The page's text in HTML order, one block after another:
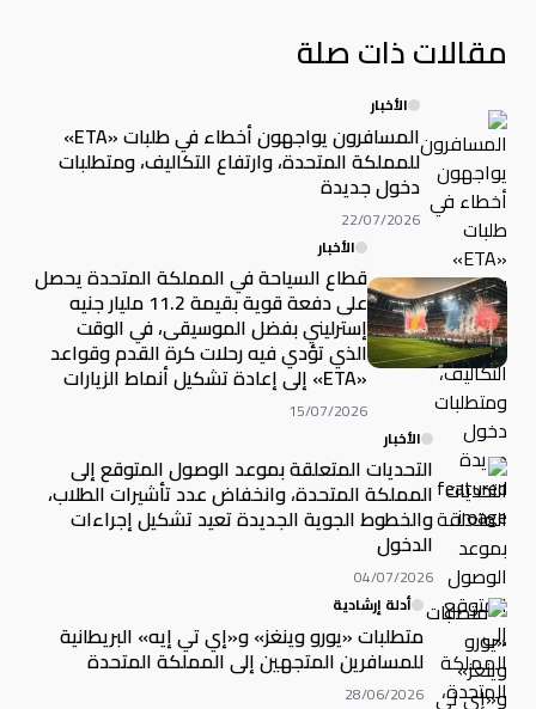
مقالات ذات صلة
الأخبار
المسافرون يواجهون أخطاء في طلبات «ETA»
للمملكة المتحدة، وارتفاع التكاليف، ومتطلبات
دخول جديدة
22/07/2026
الأخبار
قطاع السياحة في المملكة المتحدة يحصل
على دفعة قوية بقيمة 11.2 مليار جنيه
إسترليني بفضل الموسيقى، في الوقت
الذي تؤدي فيه رحلات كرة القدم وقواعد
«ETA» إلى إعادة تشكيل أنماط الزيارات
15/07/2026
الأخبار
التحديات المتعلقة بموعد الوصول المتوقع إلى
المملكة المتحدة، وانخفاض عدد تأشيرات الطلاب،
والخطوط الجوية الجديدة تعيد تشكيل إجراءات
الدخول
04/07/2026
أدلة إرشادية
متطلبات «يورو وينغز» و«إي تي إيه» البريطانية
للمسافرين المتجهين إلى المملكة المتحدة
28/06/2026